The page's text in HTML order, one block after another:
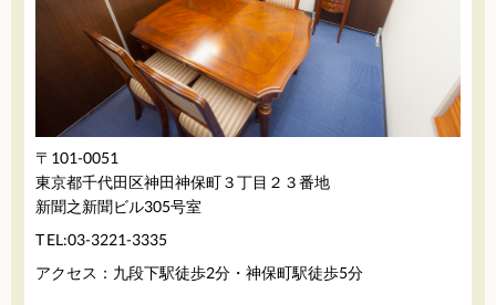
〒101-0051
東京都千代田区神田神保町３丁目２３番地
新聞之新聞ビル305号室
TEL:03-3221-3335
アクセス：九段下駅徒歩2分・神保町駅徒歩5分